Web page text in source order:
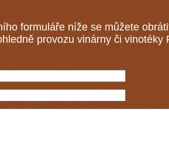
formuláře níže se můžete
provozu vinárny či vinotéky